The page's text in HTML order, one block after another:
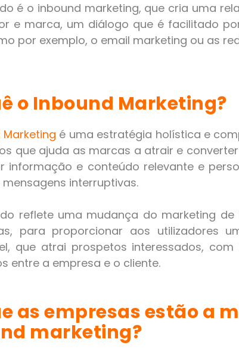
é o inbound marketing, que cria uma
e marca, um diálogo que é facilitado
por exemplo, o email marketing ou as
o Inbound Marketing?
é uma estratégia holística e
que ajuda as marcas a atrair e
informação e conteúdo relevante e
mensagens interruptivas.
reflete uma mudança do marketing
para proporcionar aos utilizadores
que atrai prospetos interessados,
entre a empresa e o cliente.
as empresas estão a
marketing?